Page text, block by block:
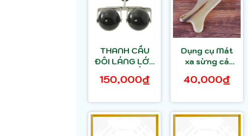
THANH CẦU
ĐÔI LÁNG LỚN
150,000₫
Dụng cụ Mát
xa sừng cá
HAHANCO
40,000₫